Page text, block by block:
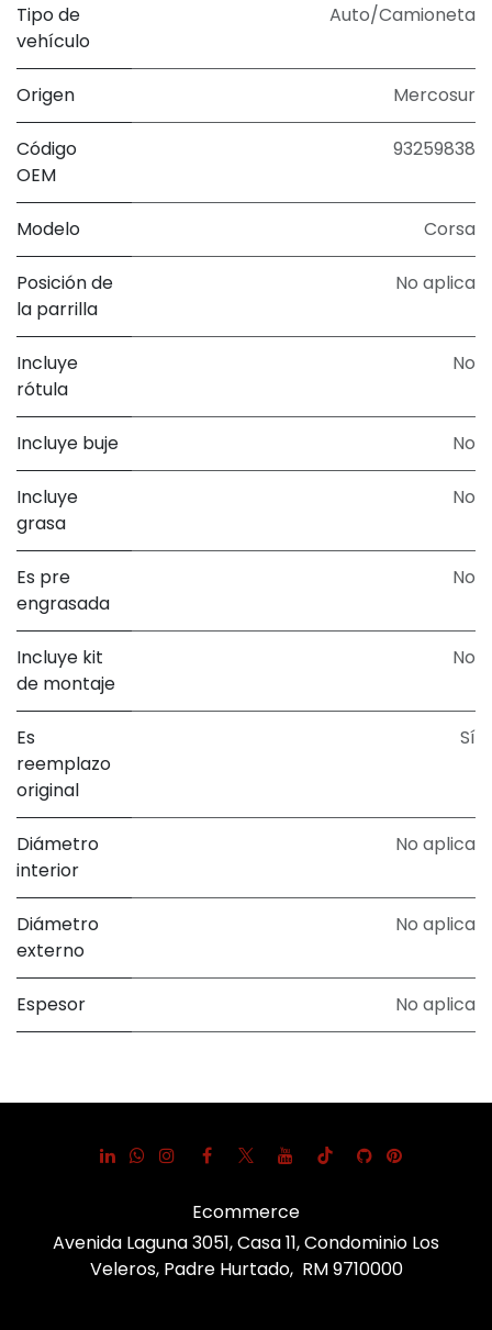
Tipo de
vehículo
Auto/Camioneta
Origen Mercosur
Código
OEM
93259838
Modelo Corsa
Posición de
la parrilla
No aplica
Incluye
rótula
No
Incluye buje No
Incluye
grasa
No
Es pre
engrasada
No
Incluye kit
de montaje
No
Es
reemplazo
original
Sí
Diámetro
interior
No aplica
Diámetro
externo
No aplica
Espesor No aplica
Ecommerce
Avenida Laguna 3051, Casa 11, Condominio Los
Veleros, Padre Hurtado, RM 9710000